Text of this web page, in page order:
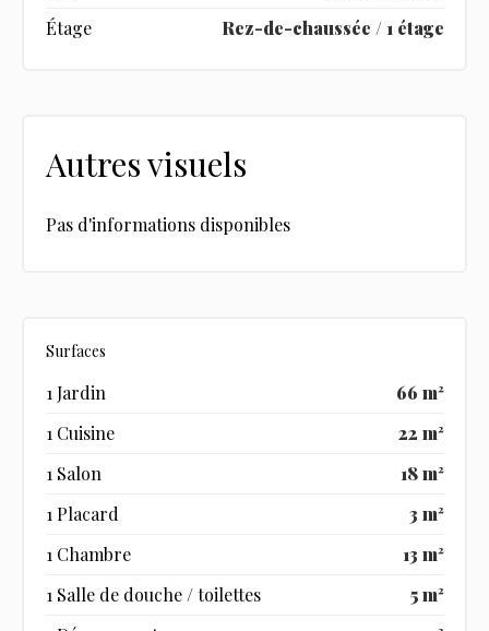
Étage
Rez-de-chaussée / 1 étage
Autres visuels
Pas d'informations disponibles
Surfaces
1 Jardin
66 m²
1 Cuisine
22 m²
1 Salon
18 m²
1 Placard
3 m²
1 Chambre
13 m²
1 Salle de douche / toilettes
5 m²